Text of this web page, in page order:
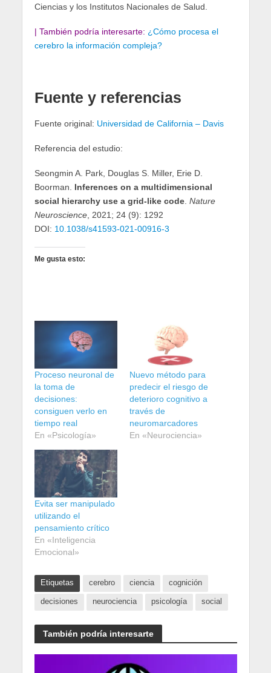
Ciencias y los Institutos Nacionales de Salud.
| También podría interesarte: ¿Cómo procesa el
cerebro la información compleja?
Fuente y referencias
Fuente original: Universidad de California – Davis
Referencia del estudio:
Seongmin A. Park, Douglas S. Miller, Erie D.
Boorman. Inferences on a multidimensional
social hierarchy use a grid-like code. Nature
Neuroscience, 2021; 24 (9): 1292
DOI: 10.1038/s41593-021-00916-3
Me gusta esto:
Proceso neuronal de
la toma de
decisiones:
consiguen verlo en
tiempo real
En «Psicología»
Nuevo método para
predecir el riesgo de
deterioro cognitivo a
través de
neuromarcadores
En «Neurociencia»
Evita ser manipulado
utilizando el
pensamiento crítico
En «Inteligencia
Emocional»
Etiquetas cerebro ciencia cognición
decisiones neurociencia psicología social
También podría interesarte